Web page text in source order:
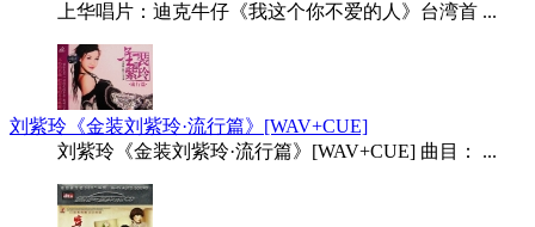
上华唱片：迪克牛仔《我这个你不爱的人》台湾首 ...
刘紫玲《金装刘紫玲·流行篇》[WAV+CUE]
刘紫玲《金装刘紫玲·流行篇》[WAV+CUE] 曲目： ...